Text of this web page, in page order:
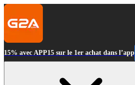
15% avec APP15 sur le 1er achat dans l’app